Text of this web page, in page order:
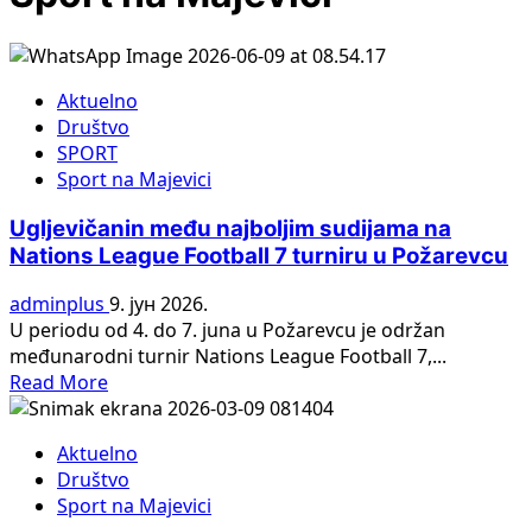
Aktuelno
Društvo
SPORT
Sport na Majevici
Ugljevičanin među najboljim sudijama na
Nations League Football 7 turniru u Požarevcu
adminplus 9. јун 2026.
U periodu od 4. do 7. juna u Požarevcu je održan
međunarodni turnir Nations League Football 7,...
Read MoreRead
more
Ugljevičanin
među
najboljim
Aktuelno
Društvo
Sport na Majevici